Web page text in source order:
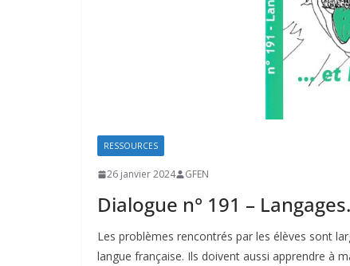
RESSOURCES
26 janvier 2024 GFEN
Dialogue n° 191 –
Les problèmes rencontrés par les élèves sont
langue française. Ils doivent aussi apprendre à